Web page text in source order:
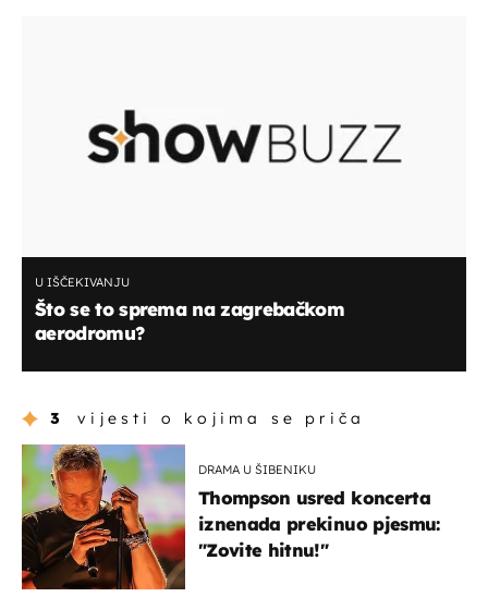
U IŠČEKIVANJU
Što se to sprema na zagrebačkom
aerodromu?
3 vijesti o kojima se priča
DRAMA U ŠIBENIKU
Thompson usred koncerta
iznenada prekinuo pjesmu:
"Zovite hitnu!"